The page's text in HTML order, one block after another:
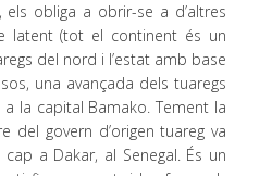
obliga a obrir-se a d’altres
latent (tot el continent és un
del nord i l’estat amb base
una avançada dels tuaregs
la capital Bamako. Tement la
del govern d’origen tuareg va
a Dakar, al Senegal. És un